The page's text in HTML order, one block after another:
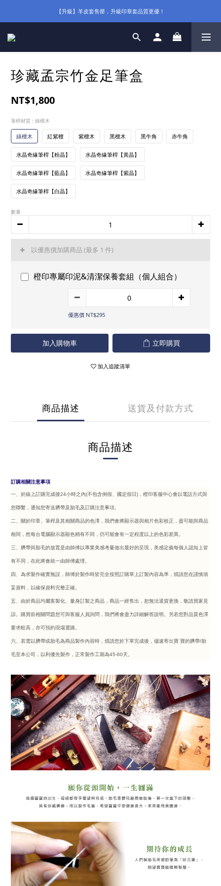
【升級】羊皮套售罄，升級印章套品質更優！
珍藏孟宗竹金足筆盒
NT$1,800
筆桿材質 : 綠檀木
綠檀木 紅紫檀 紫檀木 黑檀木 黑牛角 赤牛角
水晶奇緣筆桿【粉晶】 水晶奇緣筆桿【黃晶】
水晶奇緣筆桿【藍晶】 水晶奇緣筆桿【紫晶】
水晶奇緣筆桿【白晶】
數量
以優惠價加購商品 (最多 1 件)
橙印專屬印泥&清潔保養套組（個人組合）
優惠價 NT$295
加入購物車 立即購買
加入追蹤清單
商品描述 送貨及付款方式
商品描述
訂購相關注意事項
一、於線上訂購完成後24小時之內(不包含例假、國定假日) ，橙印客服中心會以電話方式與
您聯繫， 通知您寄送臍帶及胎毛及訂購注意事項。
二、關於印章、筆桿及其相關商品的色澤，我們會將顯示器與相片色彩校正， 盡可能與商品
相同，然每台電腦顯示器顯色稍有不同，仍可能會有一定程度以上的色彩差異。
三、臍帶與胎毛的放置是由師傅以專業美感考量做出最好的呈現，美感定義每個人 認知上皆
有不同，在此將會統一由師傅處理。
四、為求製作確實無誤，師傅於製作時皆完全按照訂購單上訂製內容為準，煩請您在謹慎填
妥資料，以確保資料完整正確。
五、由於商品均屬客製化、量身訂製之商品，商品一經售出，恕無法退貨更換 敬請買家見
諒。購買前相關問題您可與客服人員詢問，我們將會盡力詳細解答說明。另若您對品質色澤
要求較高，亦可預約現場選購。
六、若需以臍帶或胎毛為商品製作內容時，煩請您於下單完成後，儘速寄出寶 寶的臍帶/胎
毛至本公司，以利優先製作，正常製作工期為45-60天。